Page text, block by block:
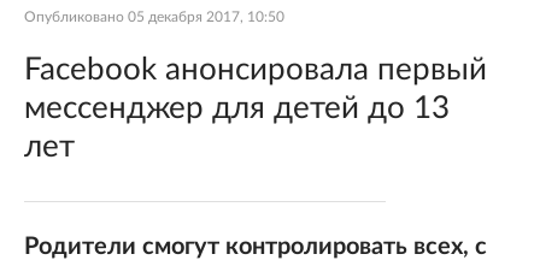
Опубликовано 05 декабря 2017, 10:50
Facebook анонсировала первый
мессенджер для детей до 13
лет
Родители смогут контролировать всех, с